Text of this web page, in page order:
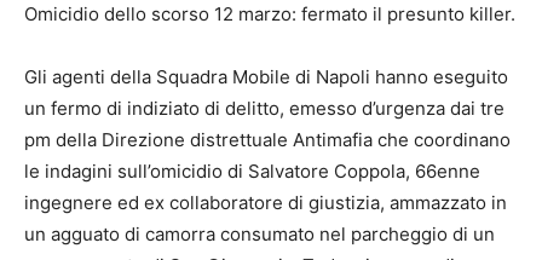
Omicidio dello scorso 12 marzo: fermato il presunto killer.
Gli agenti della Squadra Mobile di Napoli hanno eseguito
un fermo di indiziato di delitto, emesso d’urgenza dai tre
pm della Direzione distrettuale Antimafia che coordinano
le indagini sull’omicidio di Salvatore Coppola, 66enne
ingegnere ed ex collaboratore di giustizia, ammazzato in
un agguato di camorra consumato nel parcheggio di un